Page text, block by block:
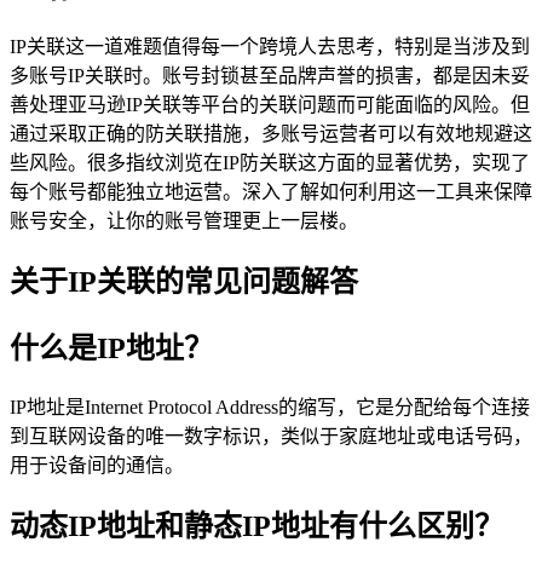
IP关联这一道难题值得每一个跨境人去思考，特别是当涉及到
多账号IP关联时。账号封锁甚至品牌声誉的损害，都是因未妥
善处理亚马逊IP关联等平台的关联问题而可能面临的风险。但
通过采取正确的防关联措施，多账号运营者可以有效地规避这
些风险。很多指纹浏览在IP防关联这方面的显著优势，实现了
每个账号都能独立地运营。深入了解如何利用这一工具来保障
账号安全，让你的账号管理更上一层楼。
关于IP关联的常见问题解答
什么是IP地址？
IP地址是Internet Protocol Address的缩写，它是分配给每个连接
到互联网设备的唯一数字标识，类似于家庭地址或电话号码，
用于设备间的通信。
动态IP地址和静态IP地址有什么区别？